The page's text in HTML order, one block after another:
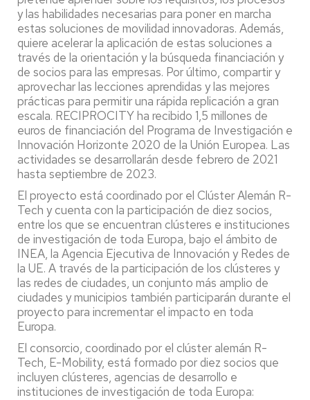
y las habilidades necesarias para poner en marcha
estas soluciones de movilidad innovadoras. Además,
quiere acelerar la aplicación de estas soluciones a
través de la orientación y la búsqueda financiación y
de socios para las empresas. Por último, compartir y
aprovechar las lecciones aprendidas y las mejores
prácticas para permitir una rápida replicación a gran
escala. RECIPROCITY ha recibido 1,5 millones de
euros de financiación del Programa de Investigación e
Innovación Horizonte 2020 de la Unión Europea. Las
actividades se desarrollarán desde febrero de 2021
hasta septiembre de 2023.
El proyecto está coordinado por el Clúster Alemán R-
Tech y cuenta con la participación de diez socios,
entre los que se encuentran clústeres e instituciones
de investigación de toda Europa, bajo el ámbito de
INEA, la Agencia Ejecutiva de Innovación y Redes de
la UE. A través de la participación de los clústeres y
las redes de ciudades, un conjunto más amplio de
ciudades y municipios también participarán durante el
proyecto para incrementar el impacto en toda
Europa.
El consorcio, coordinado por el clúster alemán R-
Tech, E-Mobility, está formado por diez socios que
incluyen clústeres, agencias de desarrollo e
instituciones de investigación de toda Europa: